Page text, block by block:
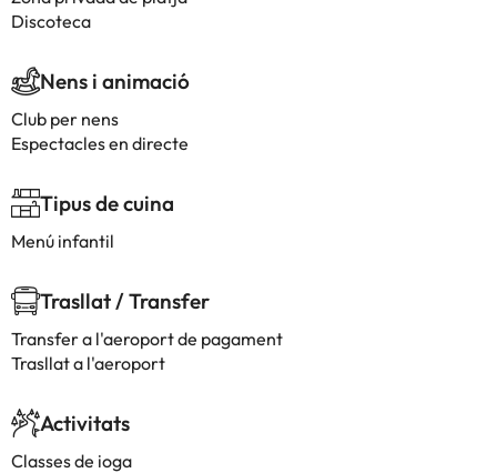
Discoteca
Nens i animació
Club per nens
Espectacles en directe
Tipus de cuina
Menú infantil
Trasllat / Transfer
Transfer a l'aeroport de pagament
Trasllat a l'aeroport
Activitats
Classes de ioga